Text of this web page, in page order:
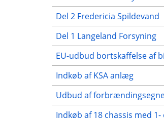
Del 2 Fredericia Spildevand
Del 1 Langeland Forsyning
EU-udbud bortskaffelse af
Indkøb af KSA anlæg
Udbud af
Indkøb af 18 chassis med